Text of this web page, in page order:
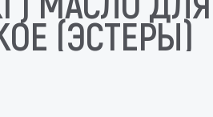
(ЭСТЕРЫ)